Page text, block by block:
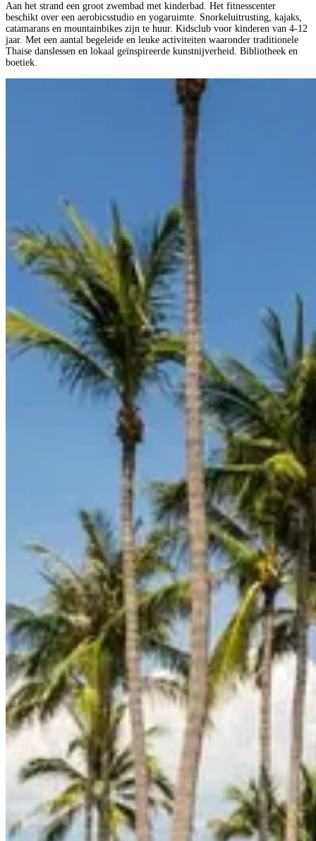
Aan het strand een groot zwembad met kinderbad. Het fitnesscenter
beschikt over een aerobicsstudio en yogaruimte. Snorkeluitrusting, kajaks,
catamarans en mountainbikes zijn te huur. Kidsclub voor kinderen van 4-12
jaar. Met een aantal begeleide en leuke activiteiten waaronder traditionele
Thaise danslessen en lokaal geïnspireerde kunstnijverheid. Bibliotheek en
boetiek.